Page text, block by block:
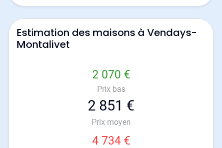
Estimation des maisons à Vendays-
Montalivet
2 070 €
Prix bas
2 851 €
Prix moyen
4 734 €